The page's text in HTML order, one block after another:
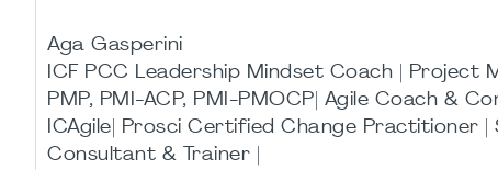
Aga Gasperini
ICF PCC Leadership Mindset Coach | Project
PMP, PMI-ACP, PMI-PMOCP| Agile Coach &
ICAgile| Prosci Certified Change Practitioner
Consultant & Trainer |